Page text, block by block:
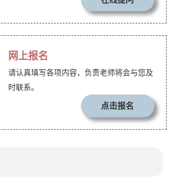
网上报名
请认真填写各项内容，负责老师将会与您及
时联系。
点击报名